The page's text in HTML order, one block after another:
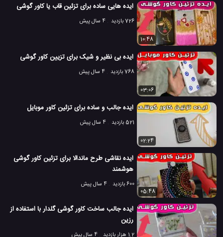
ایده هایی ساده برای تزئین قاب یا کاور گوشی
726 بازدید 4 سال پیش
10:48
ایده بی نظیر و شیک برای تزیین کاور گوشی
768 بازدید 4 سال پیش
03:06
ایده جالب و ساده برای تزئین کاور موبایل
521 بازدید 4 سال پیش
02:24
ایده نقاشی طرح ماندالا برای تزئین کاور گوشی
هوشمند
600 بازدید
4 سال پیش
05:48
ایده جالب ساخت کاور گوشی گلدار با استفاده از
رزین
1.2 هزار بازدید 4 سال پیش